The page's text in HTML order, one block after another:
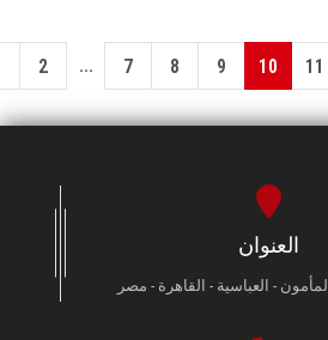
2 ... 7 8 9 10 11
العنوان
- العباسية - القاهرة - مصر